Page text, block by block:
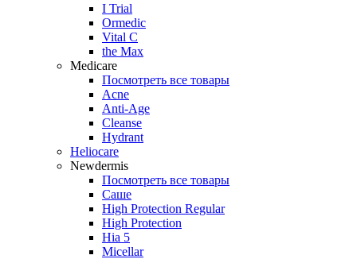
I Trial
Ormedic
Vital C
the Max
Medicare
Посмотреть все товары
Acne
Anti‑Age
Cleanse
Hydrant
Heliocare
Newdermis
Посмотреть все товары
Саше
High Protection Regular
High Protection
Hia 5
Micellar